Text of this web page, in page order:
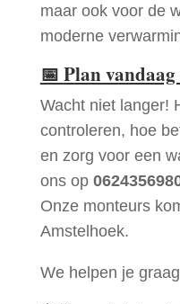
maar ook voor de
moderne
📅 Plan
Wacht niet langer!
controleren, hoe
en zorg voor een
ons op
Onze monteurs
Amstelhoek.
We helpen je